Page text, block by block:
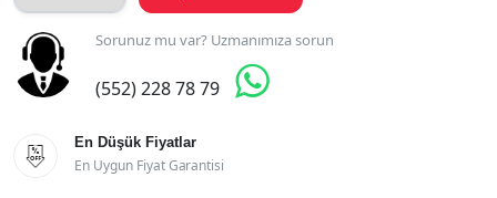
Sorunuz mu var? Uzmanımıza sorun
(552) 228 78 79 

En Düşük Fiyatlar
En Uygun Fiyat Garantisi